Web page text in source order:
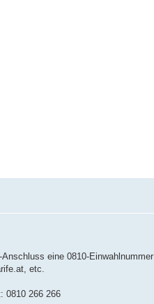
eine 0810-
etc.
0810 266 266